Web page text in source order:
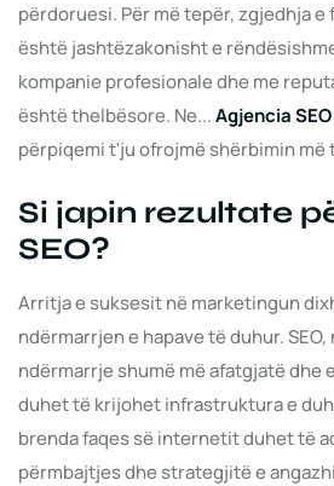
përdoruesi. Për më tepër, zgjedhja
është jashtëzakonisht e
kompanie profesionale dhe me
është thelbësore. Ne...Agjencia
përpiqemi t'ju ofrojmë shërbimin më
Si japin rezultate
SEO?
Arritja e suksesit në marketingun
ndërmarrjen e hapave të duhur.
ndërmarrje shumë më afatgjatë dhe
duhet të krijohet infrastruktura e
brenda faqes së internetit duhet të
përmbajtjes dhe strategjitë e